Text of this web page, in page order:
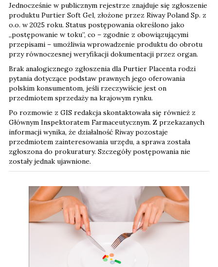
Jednocześnie w publicznym rejestrze znajduje się zgłoszenie
produktu Purtier Soft Gel, złożone przez Riway Poland Sp. z
o.o. w 2025 roku. Status postępowania określono jako
„postępowanie w toku”, co – zgodnie z obowiązującymi
przepisami – umożliwia wprowadzenie produktu do obrotu
przy równoczesnej weryfikacji dokumentacji przez organ.
Brak analogicznego zgłoszenia dla Purtier Placenta rodzi
pytania dotyczące podstaw prawnych jego oferowania
polskim konsumentom, jeśli rzeczywiście jest on
przedmiotem sprzedaży na krajowym rynku.
Po rozmowie z GIS redakcja skontaktowała się również z
Głównym Inspektoratem Farmaceutycznym. Z przekazanych
informacji wynika, że działalność Riway pozostaje
przedmiotem zainteresowania urzędu, a sprawa została
zgłoszona do prokuratury. Szczegóły postępowania nie
zostały jednak ujawnione.